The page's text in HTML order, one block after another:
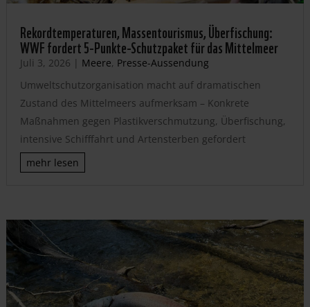
Rekordtemperaturen, Massentourismus, Überfischung:
WWF fordert 5-Punkte-Schutzpaket für das Mittelmeer
Juli 3, 2026 | Meere, Presse-Aussendung
Umweltschutzorganisation macht auf dramatischen
Zustand des Mittelmeers aufmerksam – Konkrete
Maßnahmen gegen Plastikverschmutzung, Überfischung,
intensive Schifffahrt und Artensterben gefordert
mehr lesen